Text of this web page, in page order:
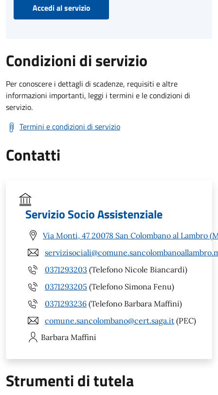
Accedi al servizio
Condizioni di servizio
Per conoscere i dettagli di scadenze, requisiti e altre
informazioni importanti, leggi i termini e le condizioni di
servizio.
Termini e condizioni di servizio
Contatti
Servizio Socio Assistenziale
Via Monti, 47 20078 San Colombano al Lambro
0371293203 (Telefono Nicole Biancardi)
0371293205 (Telefono Simona Fenu)
0371293236 (Telefono Barbara Maffini)
comune.sancolombano@cert.saga.it (PEC)
Barbara Maffini
Strumenti di tutela